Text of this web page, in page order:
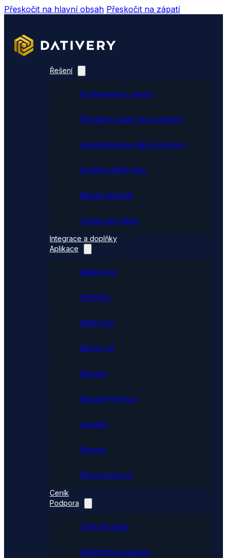
Přeskočit na hlavní obsah Přeskočit na zápatí
Řešení
Propojujeme e-shopy
Přenášíme platby do účetnictví
Automatizujeme data a procesy
Doplňky ABRA Flexi
Mobilní skladník
Vytěžování faktur
Integrace a doplňky
Aplikace
ABRA Flexi
POHODA
ABRA Gen
Money S3
Shoptet
Shoptet Premium
Upgates
Shopify
WooCommerce
Ceník
Podpora
Znalostní báze
Zákaznická podpora